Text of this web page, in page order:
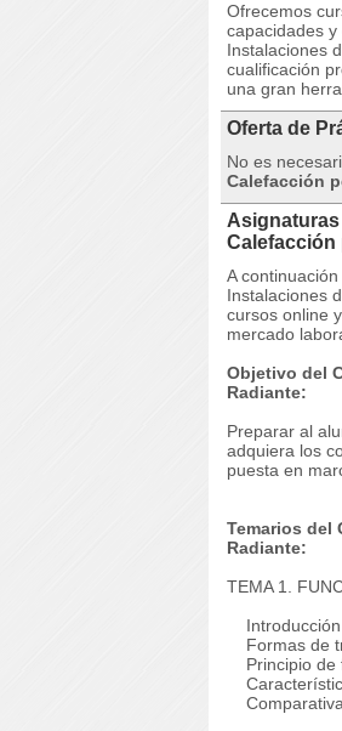
Ofrecemos
capacidades
Instalaciones
cualificación
una gran
Oferta de
No es
Calefacción
Asignaturas
Calefacción
A
Instalaciones
cursos online
mercado
Objetivo del
Radiante:
Preparar al
adquiera los
puesta en
Temarios del
Radiante:
TEMA 1.
Introducción
Formas de
Principio de
Comparativa